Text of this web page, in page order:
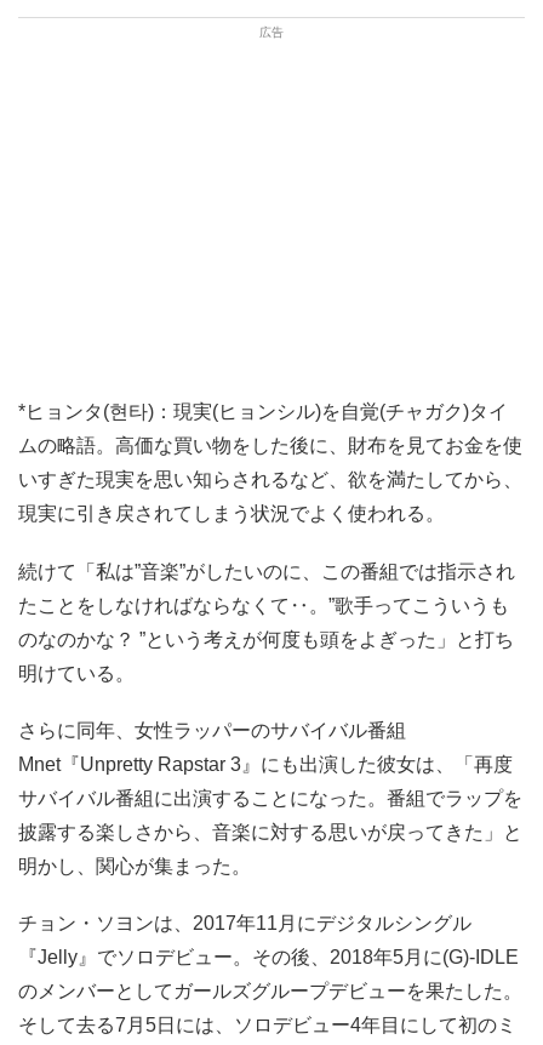
*ヒョンタ(현타)：現実(ヒョンシル)を自覚(チャガク)タイ
ムの略語。高価な買い物をした後に、財布を見てお金を使
いすぎた現実を思い知らされるなど、欲を満たしてから、
現実に引き戻されてしまう状況でよく使われる。
続けて「私は”音楽”がしたいのに、この番組では指示され
たことをしなければならなくて‥。”歌手ってこういうも
のなのかな？ ”という考えが何度も頭をよぎった」と打ち
明けている。
さらに同年、女性ラッパーのサバイバル番組
Mnet『Unpretty Rapstar 3』にも出演した彼女は、「再度
サバイバル番組に出演することになった。番組でラップを
披露する楽しさから、音楽に対する思いが戻ってきた」と
明かし、関心が集まった。
チョン・ソヨンは、2017年11月にデジタルシングル
『Jelly』でソロデビュー。その後、2018年5月に(G)-IDLE
のメンバーとしてガールズグループデビューを果たした。
そして去る7月5日には、ソロデビュー4年目にして初のミ